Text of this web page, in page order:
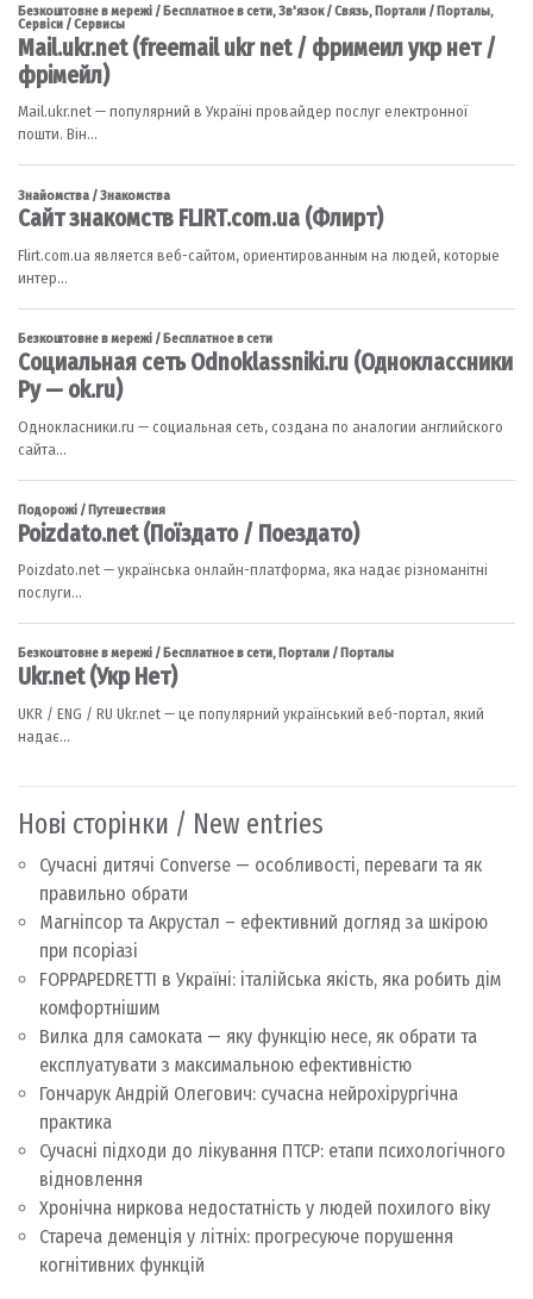
Нові сторінки / New entries
Сучасні дитячі Converse — особливості, переваги та як
правильно обрати
Магніпсор та Акрустал – ефективний догляд за шкірою
при псоріазі
FOPPAPEDRETTI в Україні: італійська якість, яка робить дім
комфортнішим
Вилка для самоката — яку функцію несе, як обрати та
експлуатувати з максимальною ефективністю
Гончарук Андрій Олегович: сучасна нейрохірургічна
практика
Сучасні підходи до лікування ПТСР: етапи психологічного
відновлення
Хронічна ниркова недостатність у людей похилого віку
Стареча деменція у літніх: прогресуюче порушення
когнітивних функцій